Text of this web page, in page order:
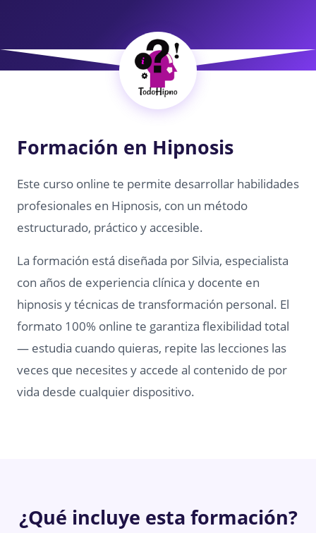
Formación en Hipnosis
Este curso online te permite desarrollar habilidades
profesionales en Hipnosis, con un método
estructurado, práctico y accesible.
La formación está diseñada por Silvia, especialista
con años de experiencia clínica y docente en
hipnosis y técnicas de transformación personal. El
formato 100% online te garantiza flexibilidad total
— estudia cuando quieras, repite las lecciones las
veces que necesites y accede al contenido de por
vida desde cualquier dispositivo.
¿Qué incluye esta formación?